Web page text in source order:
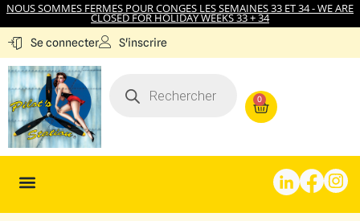
NOUS SOMMES FERMES POUR CONGES LES SEMAINES 33 ET 34 - WE ARE
CLOSED FOR HOLIDAY WEEKS 33 + 34
Se connecter S'inscrire
0